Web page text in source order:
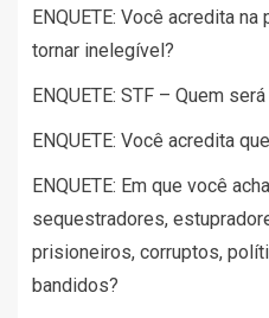
ENQUETE: Você acredita
tornar inelegível?
ENQUETE: STF – Quem
ENQUETE: Você acredita
ENQUETE: Em que você
sequestradores,
prisioneiros, corruptos,
bandidos?